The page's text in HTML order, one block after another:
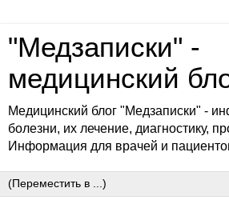
"Медзаписки" -
медицинский
Медицинский блог "Медзаписки" -
болезни, их лечение, диагностику,
Информация для врачей и